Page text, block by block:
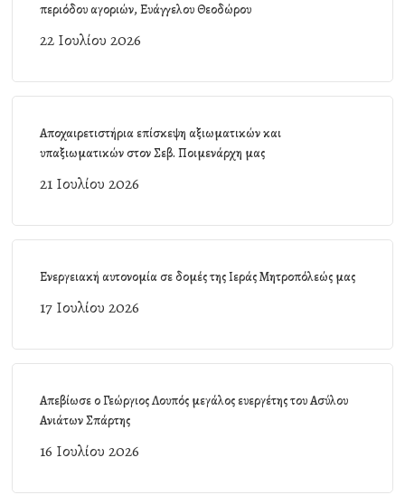
περιόδου αγοριών, Ευάγγελου Θεοδώρου
22 Ιουλίου 2026
Αποχαιρετιστήρια επίσκεψη αξιωματικών και
υπαξιωματικών στον Σεβ. Ποιμενάρχη μας
21 Ιουλίου 2026
Ενεργειακή αυτονομία σε δομές της Ιεράς Μητροπόλεώς μας
17 Ιουλίου 2026
Απεβίωσε ο Γεώργιος Λουπός μεγάλος ευεργέτης του Ασύλου
Ανιάτων Σπάρτης
16 Ιουλίου 2026